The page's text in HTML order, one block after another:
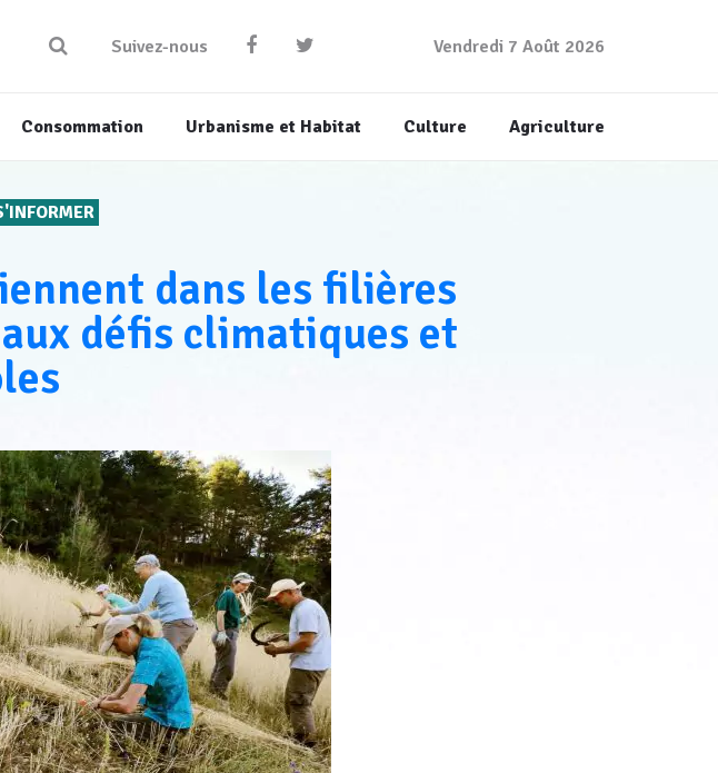
Suivez-nous Vendredi 7 Août 2026
Consommation Urbanisme et Habitat Culture Agriculture
dans les filières
défis climatiques et